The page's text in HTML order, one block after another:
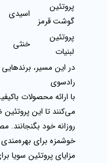
پروتئین
گوشت قرمز
اسیدی
پروتئین
لبنیات
خنثی
در این مسیر،
رادسوی
با ارائه محصولات
می‌کنند تا این
روزانه خود بگنجانند.
خوشمزه برای
مزایای پروتئین سویا